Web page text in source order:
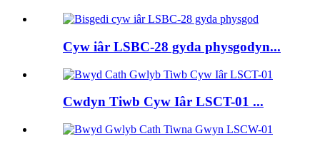
Cyw iâr LSBC-28 gyda physgodyn...
Cwdyn Tiwb Cyw Iâr LSCT-01 ...